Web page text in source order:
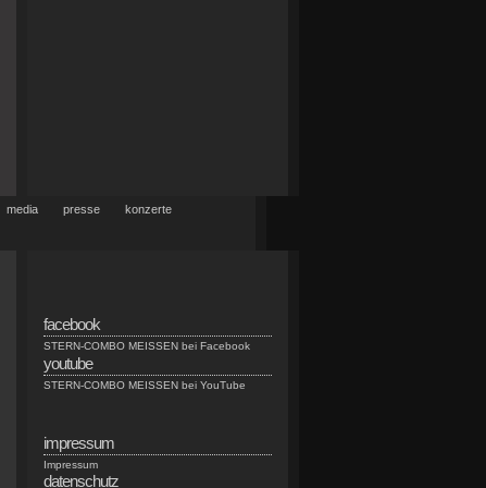
media presse konzerte
facebook
STERN-COMBO MEISSEN bei Facebook
youtube
STERN-COMBO MEISSEN bei YouTube
impressum
Impressum
datenschutz